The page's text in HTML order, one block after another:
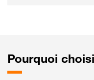
Pourquoi